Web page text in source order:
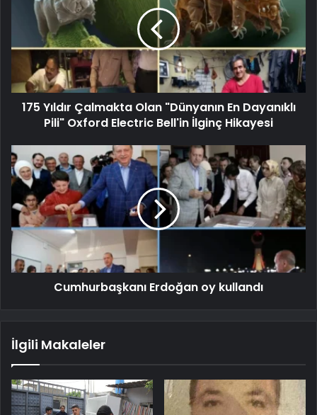
175 Yıldır Çalmakta Olan "Dünyanın En Dayanıklı
Pili" Oxford Electric Bell'in İlginç Hikayesi
Cumhurbaşkanı Erdoğan oy kullandı
İlgili Makaleler